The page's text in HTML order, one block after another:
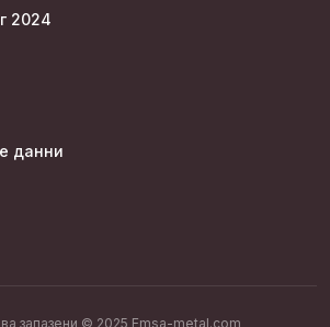
2024
данни
запазени © 2025 Emsa-metal.com